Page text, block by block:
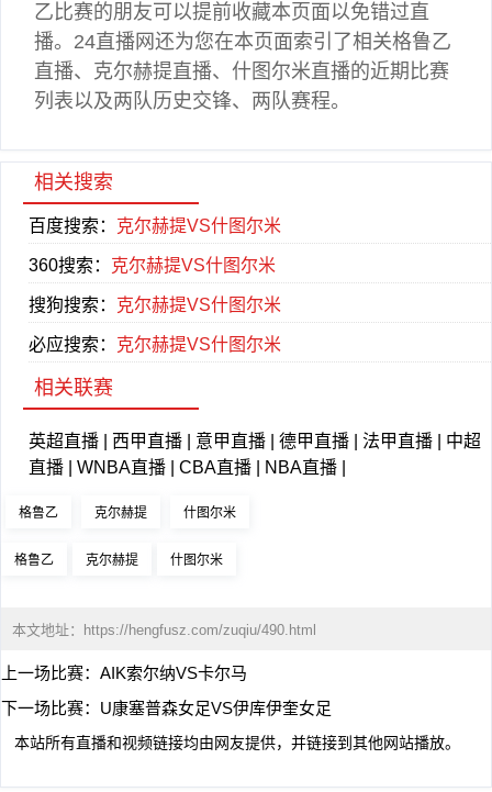
乙 比赛的朋友可以提前收藏本页面以免错过直
播。24直播网还为您在本页面索引了相关格鲁乙
直播、克尔赫提直播、什图尔米直播的近期比赛
列表以及两队历史交锋、两队赛程。
相关搜索
百度搜索： 克尔赫提VS什图尔米
360搜索： 克尔赫提VS什图尔米
搜狗搜索： 克尔赫提VS什图尔米
必应搜索： 克尔赫提VS什图尔米
相关联赛
英超直播 西甲直播 意甲直播 德甲直播 法甲直播
中超
直播
WNBA直播 CBA直播 NBA直播
格鲁乙 克尔赫提 什图尔米
格鲁乙 克尔赫提 什图尔米
本文地址： https://hengfusz.com/zuqiu/490.html
上一场比赛： AIK索尔纳VS卡尔马
下一场比赛： U康塞普森女足VS伊库伊奎女足
本站所有直播和视频链接均由网友提供，并链接到其他网站播放。